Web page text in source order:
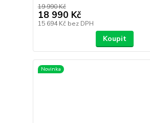
19 990 Kč
18 990 Kč
15 694 Kč bez DPH
Koupit
Novinka